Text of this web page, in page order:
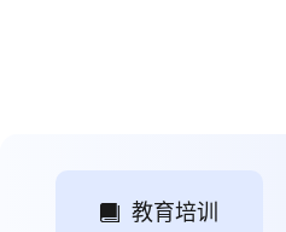
教育培训